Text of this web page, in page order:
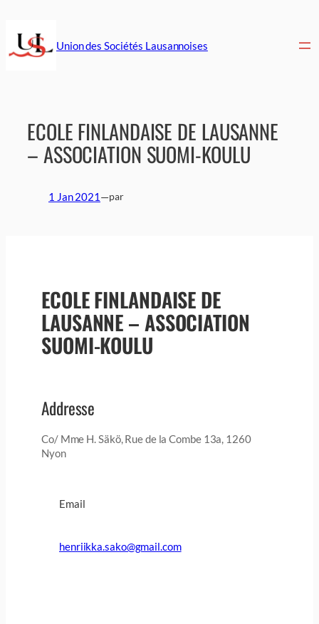
contenu
Union des Sociétés Lausannoises
ECOLE FINLANDAISE DE LAUSANNE
– ASSOCIATION SUOMI-KOULU
1 Jan 2021 —par
ECOLE FINLANDAISE DE
LAUSANNE – ASSOCIATION
SUOMI-KOULU
Addresse
Co/ Mme H. Säkö, Rue de la Combe 13a, 1260
Nyon
Email
henriikka.sako@gmail.com